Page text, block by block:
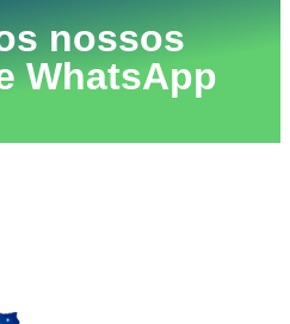
nossos
WhatsApp